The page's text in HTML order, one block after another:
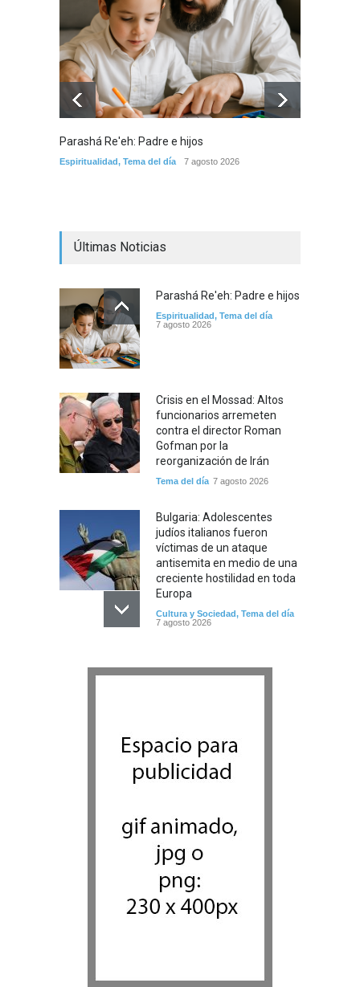
Parashá Re'eh: Padre e hijos
Espiritualidad, Tema del día 7 agosto 2026
Últimas Noticias
Parashá Re'eh: Padre e hijos
Espiritualidad, Tema del día
7 agosto 2026
Crisis en el Mossad: Altos
funcionarios arremeten
contra el director Roman
Gofman por la
reorganización de Irán
Tema del día 7 agosto 2026
Bulgaria: Adolescentes
judíos italianos fueron
víctimas de un ataque
antisemita en medio de una
creciente hostilidad en toda
Europa
Cultura y Sociedad, Tema del día
7 agosto 2026
Jenin después de que un
Alarma en Israel: Crece el
temor de que el apoyo
permanente
Israel y Medio Oriente
7 agosto 2026